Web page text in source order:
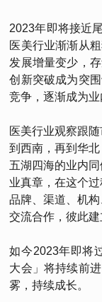
2023年即将接近
医美行业渐渐从
发展增量变少，
创新突破成为突
竞争，逐渐成为业
医美行业观察跟
到西南，再到华
五湖四海的业内
业真章，在这个
品牌、渠道、机
交流合作，彼此建
如今2023年即将
大会」将持续前
雾，持续成长。